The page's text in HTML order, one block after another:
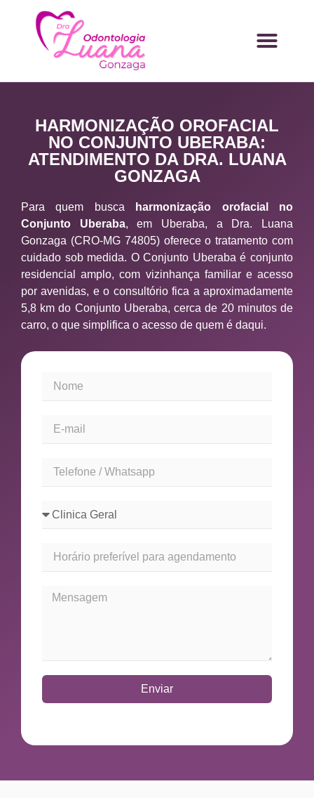
HARMONIZAÇÃO OROFACIAL
NO CONJUNTO UBERABA:
ATENDIMENTO DA DRA. LUANA
GONZAGA
Para quem busca
harmonização orofacial no
Conjunto Uberaba, em Uberaba, a Dra. Luana
Gonzaga (CRO-MG 74805) oferece o tratamento com
cuidado sob medida. O Conjunto Uberaba é conjunto
residencial amplo, com vizinhança familiar e acesso
por avenidas, e o consultório fica a aproximadamente
5,8 km do Conjunto Uberaba, cerca de 20 minutos de
carro, o que simplifica o acesso de quem é daqui.
Enviar